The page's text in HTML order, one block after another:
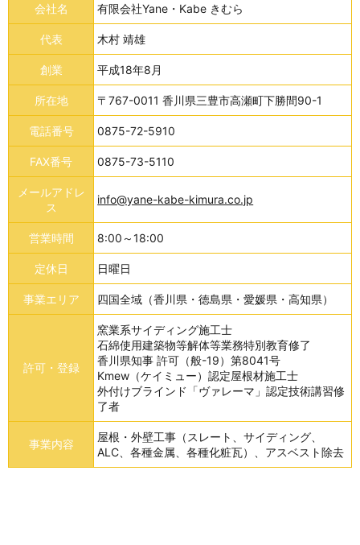
会社名 有限会社Yane・Kabe きむら
代表 木村 靖雄
創業 平成18年8月
所在地 〒767-0011 香川県三豊市高瀬町下勝間90-1
電話番号 0875-72-5910
FAX番号 0875-73-5110
メールアドレ
ス
info@yane-kabe-kimura.co.jp
営業時間 8:00～18:00
定休日 日曜日
事業エリア 四国全域（香川県・徳島県・愛媛県・高知県）
許可・登録
窯業系サイディング施工士
石綿使用建築物等解体等業務特別教育修了
香川県知事 許可（般-19）第8041号
Kmew（ケイミュー）認定屋根材施工士
外付けブラインド「ヴァレーマ」認定技術講習修
了者
事業内容
屋根・外壁工事（スレート、サイディング、
ALC、各種金属、各種化粧瓦）、アスベスト除去